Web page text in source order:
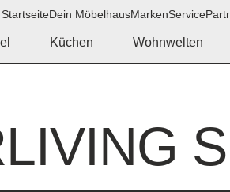
Küchen Wohnwelten
StartseiteDein MöbelhausMarkenService